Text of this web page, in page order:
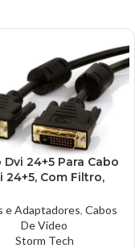
Dvi 24+5 Para Cabo
24+5, Com Filtro,
e Adaptadores, Cabos
De Vídeo
Storm Tech